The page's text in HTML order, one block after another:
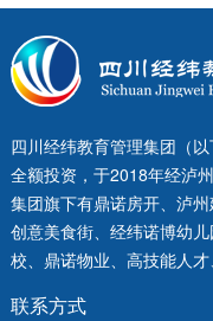
四川经纬教育管理集团（
全额投资，于2018年经泸
集团旗下有鼎诺房开、泸
创意美食街、经纬诺博幼
校、鼎诺物业、高技能人
联系方式